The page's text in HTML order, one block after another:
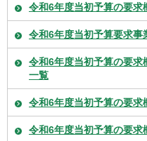
令和6年度当初予算の要求
令和6年度当初予算要求事
令和6年度当初予算の要求
一覧
令和6年度当初予算の要求
令和6年度当初予算の要求